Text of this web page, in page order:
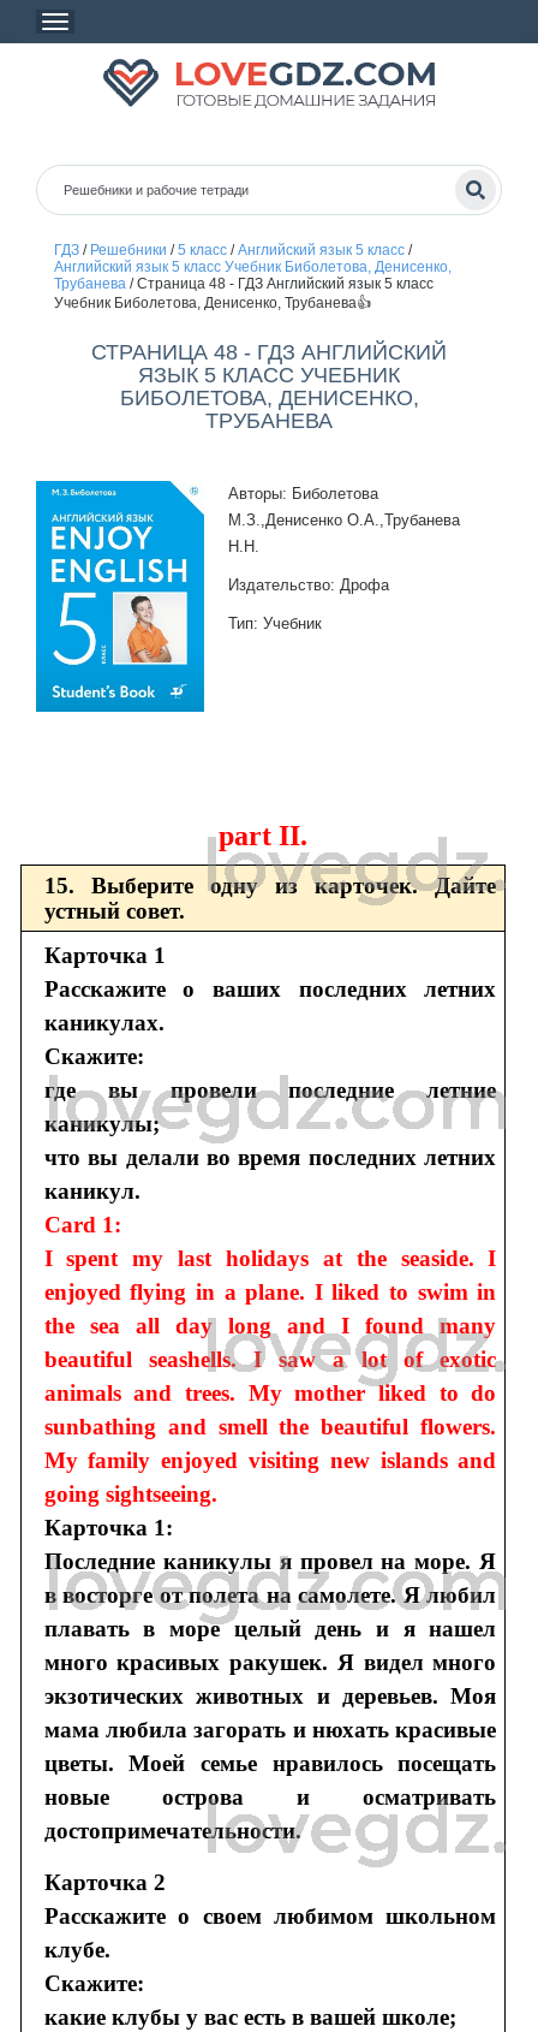
ГДЗ/ Решебники /5 класс/Английский язык 5 класс/
Английский язык 5 класс Учебник Биболетова, Денисенко,
Трубанева/Страница 48 - ГДЗ Английский язык 5 класс
Учебник Биболетова, Денисенко, Трубанева👍
СТРАНИЦА 48 - ГДЗ АНГЛИЙСКИЙ
ЯЗЫК 5 КЛАСС УЧЕБНИК
БИБОЛЕТОВА, ДЕНИСЕНКО,
ТРУБАНЕВА
Авторы: Биболетова
М.З.,Денисенко О.А.,Трубанева
Н.Н.
Издательство: Дрофа
Тип: Учебник
part II.
15. Выберите одну из карточек. Дайте
устный совет.
Карточка 1
Расскажите о ваших последних летних
каникулах.
Скажите:
где вы провели последние летние
каникулы;
что вы делали во время последних летних
каникул.
Card 1:
I spent my last holidays at the seaside. I
enjoyed flying in a plane. I liked to swim in
the sea all day long and I found many
beautiful seashells. I saw a lot of exotic
animals and trees. My mother liked to do
sunbathing and smell the beautiful flowers.
My family enjoyed visiting new islands and
going sightseeing.
Карточка 1:
Последние каникулы я провел на море. Я
в восторге от полета на самолете. Я любил
плавать в море целый день и я нашел
много красивых ракушек. Я видел много
экзотических животных и деревьев. Моя
мама любила загорать и нюхать красивые
цветы. Моей семье нравилось посещать
новые острова и осматривать
достопримечательности.
Карточка 2
Расскажите о своем любимом школьном
клубе.
Скажите:
какие клубы у вас есть в вашей школе;